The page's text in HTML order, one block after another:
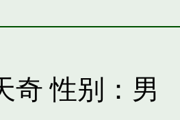
奇 性别：男